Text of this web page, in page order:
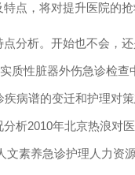
点，将对提升医院的抢
点分析。开始也不会，
质性脏器外伤急诊检
病谱的变迁和护理对
析2010年北京热浪对
文素养急诊护理人力资